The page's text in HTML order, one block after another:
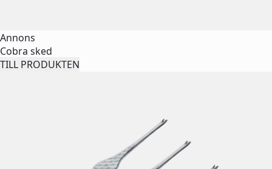
Annons
Cobra sked
TILL PRODUKTEN